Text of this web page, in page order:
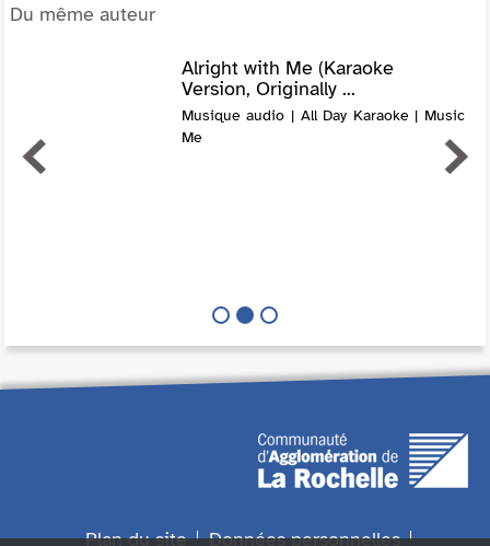
Du même auteur
Alright with Me (Karaoke
Version, Originally ...
Musique audio | All Day Karaoke | Music
Me
Plan du site Données personnelles